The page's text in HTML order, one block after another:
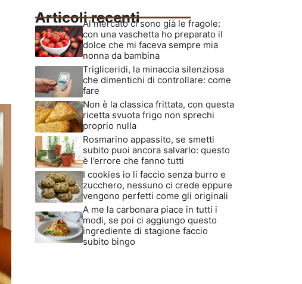
Articoli recenti
Al mercato ci sono già le fragole:
con una vaschetta ho preparato il
dolce che mi faceva sempre mia
nonna da bambina
Trigliceridi, la minaccia silenziosa
che dimentichi di controllare: come
fare
Non è la classica frittata, con questa
ricetta svuota frigo non sprechi
proprio nulla
Rosmarino appassito, se smetti
subito puoi ancora salvarlo: questo
è l’errore che fanno tutti
I cookies io li faccio senza burro e
zucchero, nessuno ci crede eppure
vengono perfetti come gli originali
A me la carbonara piace in tutti i
modi, se poi ci aggiungo questo
ingrediente di stagione faccio
subito bingo